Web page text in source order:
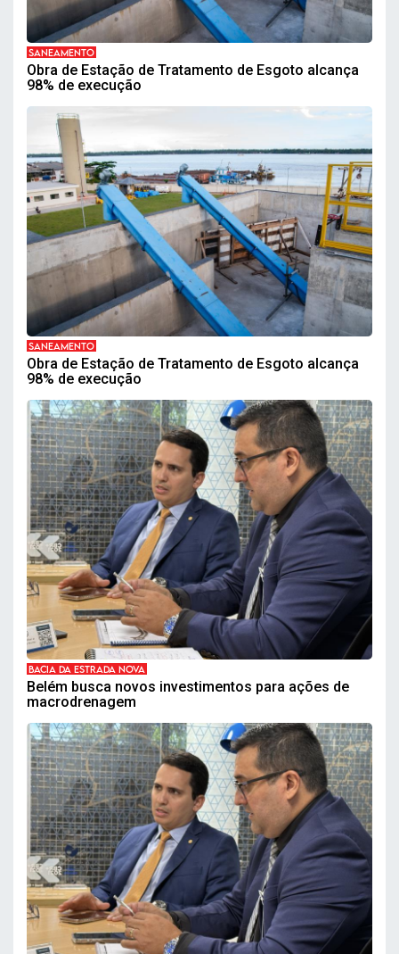
SANEAMENTO
Obra de Estação de Tratamento de Esgoto alcança
98% de execução
SANEAMENTO
Obra de Estação de Tratamento de Esgoto alcança
98% de execução
BACIA DA ESTRADA NOVA
Belém busca novos investimentos para ações de
macrodrenagem